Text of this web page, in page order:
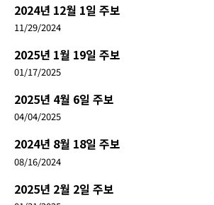
2024년 12월 1일 주보
11/29/2024
2025년 1월 19일 주보
01/17/2025
2025년 4월 6일 주보
04/04/2025
2024년 8월 18일 주보
08/16/2024
2025년 2월 2일 주보